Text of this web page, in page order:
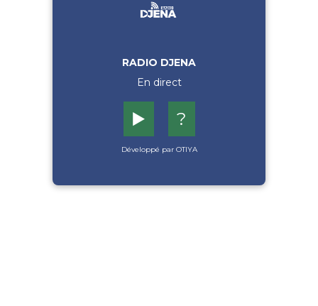
RADIO DJENA
En direct
▶️ ?
Développé par OTIYA